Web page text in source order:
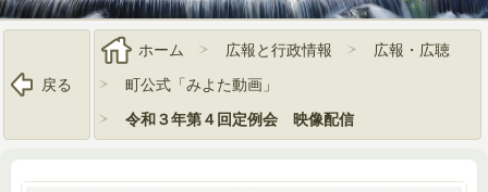
戻る
ホーム 広報と行政情報
広報・広聴
町公式「みよた動画」
令和３年第４回定例会 映像配信